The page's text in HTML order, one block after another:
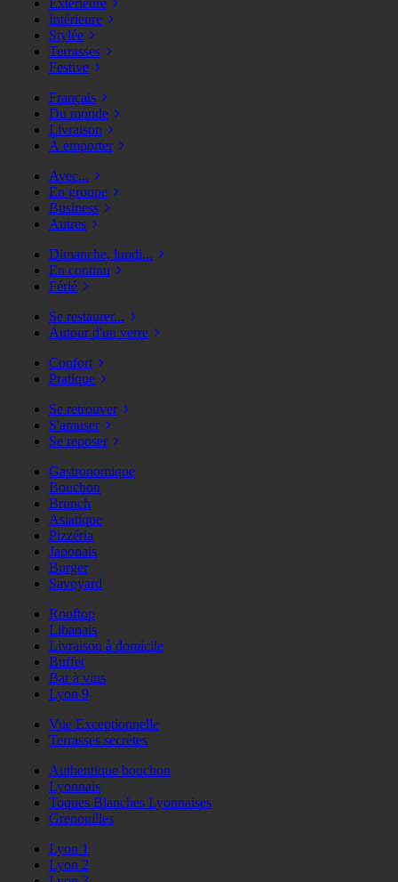
Extérieure
Intérieure
Stylée
Terrasses
Festive
Français
Du monde
Livraison
À emporter
Avec...
En groupe
Business
Autres
Dimanche, lundi...
En continu
Férié
Se restaurer...
Autour d'un verre
Confort
Pratique
Se retrouver
S'amuser
Se reposer
Gastronomique
Bouchon
Brunch
Asiatique
Pizzéria
Japonais
Burger
Savoyard
Rooftop
Libanais
Livraison à domicile
Buffet
Bar à vins
Lyon 9
Vue Exceptionnelle
Terrasses secrètes
Authentique bouchon
Lyonnais
Toques Blanches Lyonnaises
Grenouilles
Lyon 1
Lyon 2